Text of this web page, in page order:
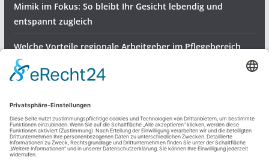
Mimik im Fokus: So bleibt Ihr Gesicht lebendig und
entspannt zugleich
Welche Vorteile regionale Arbeitgeber im Pflegebereich
bieten
Meisenknödel
Dienstleistungen & Produkte
Freizeit und mehr